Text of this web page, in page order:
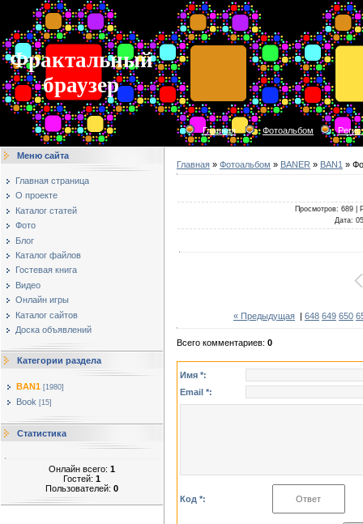
Фрактальный
браузер
Главная Фотоальбом
Меню сайта
Главная страница
О проекте
Каталог статей
Фото
Блог
Каталог файлов
Гостевая книга
Видео
Онлайн игры
Каталог сайтов
Доска объявлений
Категории раздела
BAN1 [1980]
Book [15]
Статистика
Онлайн всего: 1
Гостей: 1
Пользователей: 0
Главная » Фотоальбом » BANER » BAN1 »
Просмотров: 689 |
Дата:
« Предыдущая | 648 649 650
Всего комментариев: 0
Имя *:
Email *:
Код *: